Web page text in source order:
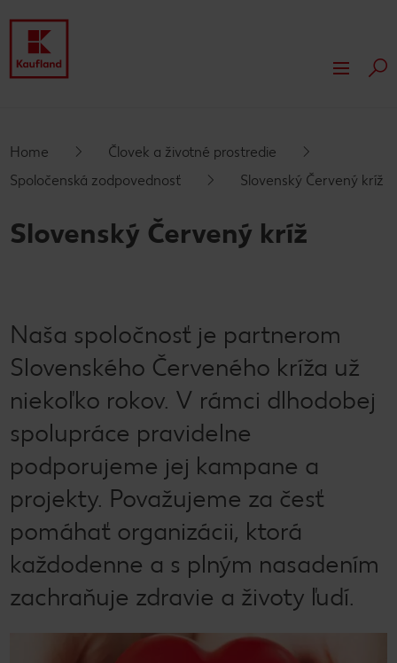
Prejsť na
Päta
Naše hodnoty
Podnikové zásady a tímová kultúra
Compliance
Ocenenia
Účtovné dokumenty
Naša zodpovednosť
Rozhodujú činy
CSR správy
Tlačové správy
Nehnuteľnosti
Home
Človek a životné prostredie
Spoločenská zodpovednosť
Slovenský Červený kríž
Slovenský Červený kríž
Naša spoločnosť je partnerom
Slovenského Červeného kríža už
niekoľko rokov. V rámci dlhodobej
spolupráce pravidelne
podporujeme jej kampane a
projekty. Považujeme za česť
pomáhať organizácii, ktorá
každodenne a s plným nasadením
zachraňuje zdravie a životy ľudí.